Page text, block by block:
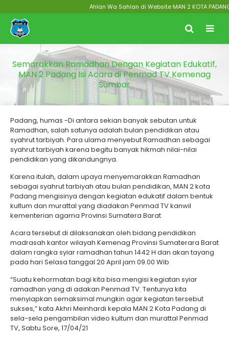
Ahlan Wa Sahlan di Website MAN 2 KOTA
Semarakkan Ramadhan Dengan Kegiatan Edukatif,
MAN 2 Padang Isi Acara di Penmad TV Kemenag
Sumbar
Padang, humas -Di antara sekian banyak sebutan untuk
Ramadhan, salah satunya adalah bulan pendidikan atau
syahrut tarbiyah. Para ulama menyebut Ramadhan sebagai
syahrut tarbiyah karena begitu banyak hikmah nilai-nilai
pendidikan yang dikandungnya.
Karena itulah, dalam upaya menyemarakkan Ramadhan
sebagai syahrut tarbiyah atau bulan pendidikan, MAN 2 kota
Padang mengisinya dengan kegiatan edukatif dalam bentuk
kultum dan murattal yang diadakan Penmad TV kanwil
kementerian agama Provinsi Sumatera Barat
Acara tersebut di dilaksanakan oleh bidang pendidikan
madrasah kantor wilayah Kemenag Provinsi Sumaterara Barat
dalam rangka syiar ramadhan tahun 1442 H dan akan tayang
pada hari Selasa tanggal 20 April jam 09.00 Wib
“Suatu kehormatan bagi kita bisa mengisi kegiatan syiar
ramadhan yang di adakan Penmad TV. Tentunya kita
menyiapkan semaksimal mungkin agar kegiatan tersebut
sukses,” kata Akhri Meinhardi kepala MAN 2 Kota Padang di
sela-sela pengambilan video kultum dan murattal Penmad
TV, Sabtu Sore, 17/04/21